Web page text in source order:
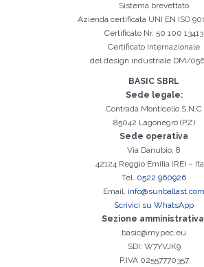
Il campo Nome è obbligatorio
Il campo Cognome è obbligatorio
Il campo Azienda è obbligatorio
Il campo Città è obbligatorio
Il campo Telefono è obbligatorio
Il campo E-mail è obbligatorio
E-mail inserita non valida
È indispensabile accettare la Privacy
mail per procedere all'attivazione
Spiacenti, si è verificato il seguente
Sistema brevettato
Azienda certificata UNI EN ISO
Certificato Nr. 50 100 13413
Certificato Internazionale
del design industriale DM/
BASIC SBRL
Sede legale:
Contrada Monticello S.N.C
85042 Lagonegro (PZ)
Sede operativa
Via Danubio, 8
42124 Reggio Emilia (RE) –
Tel. 0522 960926
Email. info@sunballast.com
Scrivici su WhatsApp
Sezione
basic@mypec.eu
SDI: W7YVJK9
P.IVA 02557770357